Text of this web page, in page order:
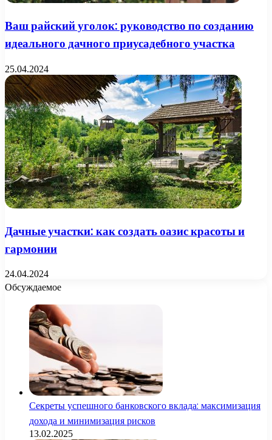
Ваш райский уголок: руководство по созданию
идеального дачного приусадебного участка
25.04.2024
Дачные участки: как создать оазис красоты и
гармонии
24.04.2024
Обсуждаемое
Секреты успешного банковского вклада: максимизация
дохода и минимизация рисков
13.02.2025